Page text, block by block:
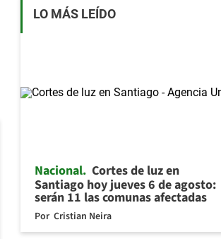
LO MÁS LEÍDO
Nacional Cortes de luz en
Santiago hoy jueves 6 de agosto:
serán 11 las comunas afectadas
Por Cristian Neira